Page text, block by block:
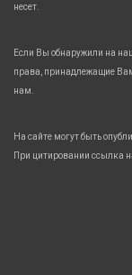
несет.
Если Вы обнаружили на
права, принадлежащие
нам.
На сайте могут быть
При цитировании ссылка